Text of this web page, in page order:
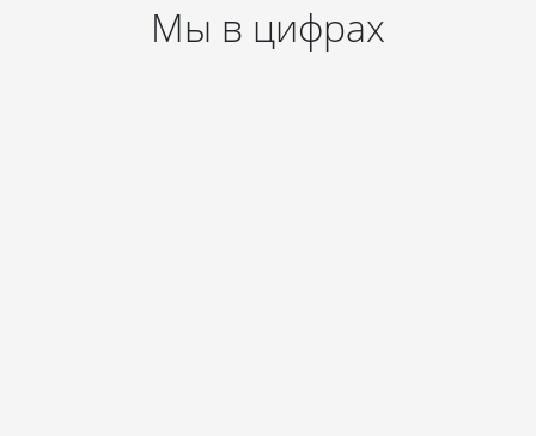
Мы в цифрах